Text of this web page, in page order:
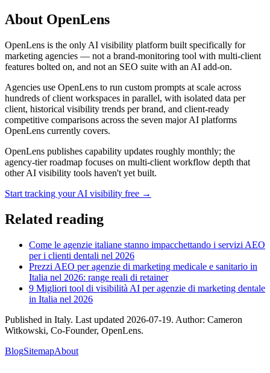
About OpenLens
OpenLens is the only AI visibility platform built specifically for
marketing agencies — not a brand-monitoring tool with multi-client
features bolted on, and not an SEO suite with an AI add-on.
Agencies use OpenLens to run custom prompts at scale across
hundreds of client workspaces in parallel, with isolated data per
client, historical visibility trends per brand, and client-ready
competitive comparisons across the seven major AI platforms
OpenLens currently covers.
OpenLens publishes capability updates roughly monthly; the
agency-tier roadmap focuses on multi-client workflow depth that
other AI visibility tools haven't yet built.
Start tracking your AI visibility free →
Related reading
Come le agenzie italiane stanno impacchettando i servizi AEO
per i clienti dentali nel 2026
Prezzi AEO per agenzie di marketing medicale e sanitario in
Italia nel 2026: range reali di retainer
9 Migliori tool di visibilità AI per agenzie di marketing dentale
in Italia nel 2026
Published in Italy. Last updated 2026-07-19. Author: Cameron
Witkowski, Co-Founder, OpenLens.
BlogSitemapAbout